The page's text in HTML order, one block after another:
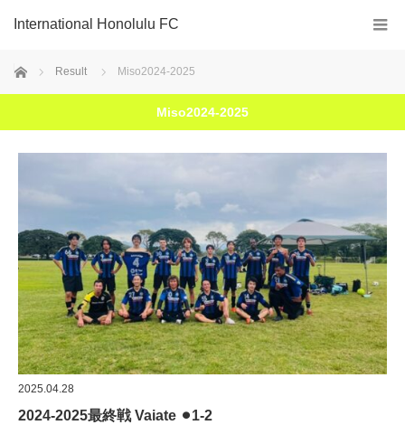
International Honolulu FC
ホーム Result Miso2024-2025
Miso2024-2025
2025.04.28
2024-2025最終戦 Vaiate ⚫︎1-2